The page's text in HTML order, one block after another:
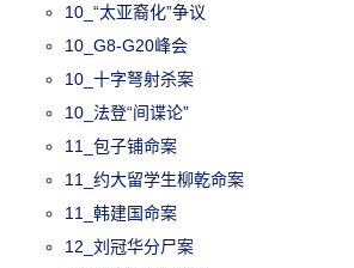
10_“太亚裔化”争议
10_G8-G20峰会
10_十字弩射杀案
10_法登“间谍论”
11_包子铺命案
11_约大留学生柳乾命案
11_韩建国命案
12_刘冠华分尸案